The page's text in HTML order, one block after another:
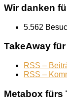
Wir danken
5.562
TakeAway
RSS –
RSS –
Metabox fürs